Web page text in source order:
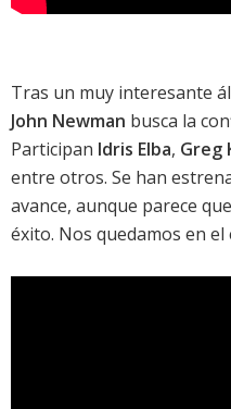
Tras un muy interesante
John Newman busca la
Participan Idris Elba, Greg
entre otros. Se han
avance, aunque parece
éxito. Nos quedamos en el